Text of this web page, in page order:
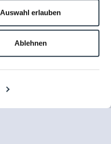
Auswahl erlauben
Ablehnen
den